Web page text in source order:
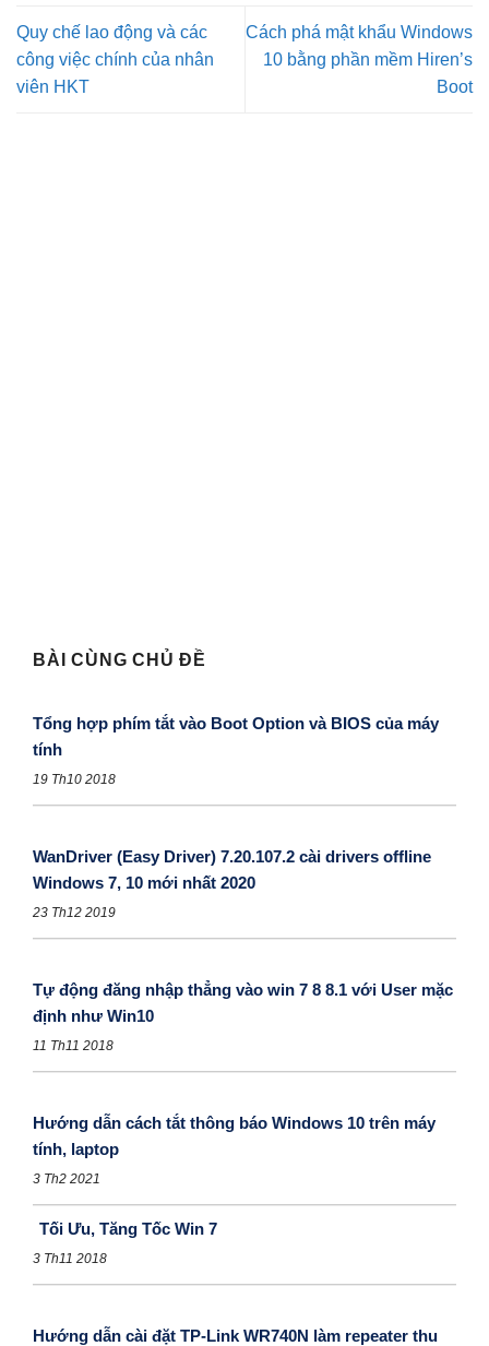
Quy chế lao động và các
công việc chính của nhân
viên HKT
Cách phá mật khẩu Windows
10 bằng phần mềm Hiren’s
Boot
BÀI CÙNG CHỦ ĐỀ
Tổng hợp phím tắt vào Boot Option và BIOS của máy
tính
19 Th10 2018
WanDriver (Easy Driver) 7.20.107.2 cài drivers offline
Windows 7, 10 mới nhất 2020
23 Th12 2019
Tự động đăng nhập thẳng vào win 7 8 8.1 với User mặc
định như Win10
11 Th11 2018
Hướng dẫn cách tắt thông báo Windows 10 trên máy
tính, laptop
3 Th2 2021
Tối Ưu, Tăng Tốc Win 7
3 Th11 2018
Hướng dẫn cài đặt TP-Link WR740N làm repeater thu